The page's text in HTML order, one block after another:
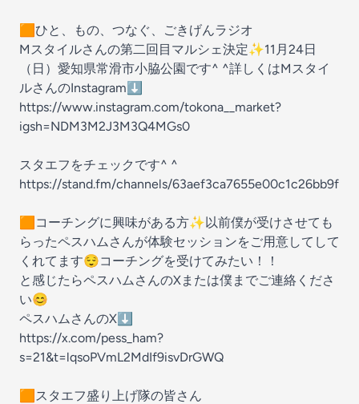
🟧ひと、もの、つなぐ、ごきげんラジオ
Mスタイルさんの第二回目マルシェ決定✨11月24日
（日）愛知県常滑市小脇公園です^ ^詳しくはMスタイ
ルさんのInstagram⬇️
https://www.instagram.com/tokona__market?
igsh=NDM3M2J3M3Q4MGs0
スタエフをチェックです^ ^
https://stand.fm/channels/63aef3ca7655e00c1c26bb9f
🟧コーチングに興味がある方✨以前僕が受けさせても
らったペスハムさんが体験セッションをご用意してして
くれてます😌コーチングを受けてみたい！！
と感じたらペスハムさんのXまたは僕までご連絡くださ
い😊
ペスハムさんのX⬇️
https://x.com/pess_ham?
s=21&t=lqsoPVmL2MdIf9isvDrGWQ
🟧スタエフ盛り上げ隊の皆さん